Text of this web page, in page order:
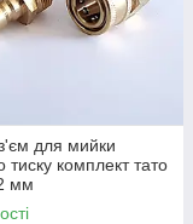
для мийки
тиску комплект тато
мм